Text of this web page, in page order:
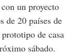
un proyecto
de 20 países de
de casa
sábado.